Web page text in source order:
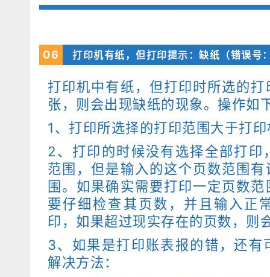
06 打印机有纸，但打印提示：缺纸（错误号
打印机中有纸，但打印时所选的
张，则会出现缺纸的现象。操作如
1、打印所选择的打印范围大于打
2、打印的时候没有选择全部打印
范围，但是输入的这个页数范围
围。如果确实需要打印一定页数
要仔细检查其页数，并且输入正
印，如果超过现实存在的页数，则
3、如果是打印账表报的错，还有
解决方法：